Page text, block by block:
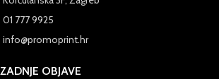
01 777 9925
info@promoprint.hr
ZADNJE OBJAVE